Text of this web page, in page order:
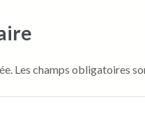
Les champs obligatoires